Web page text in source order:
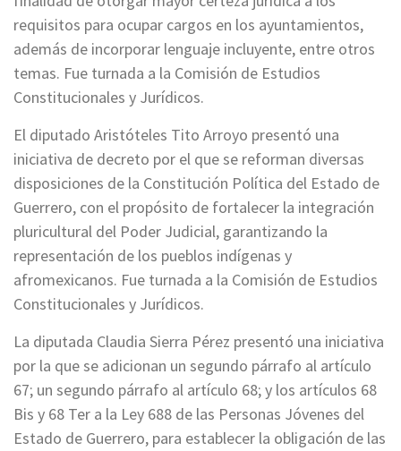
requisitos para ocupar cargos en los ayuntamientos,
además de incorporar lenguaje incluyente, entre otros
temas. Fue turnada a la Comisión de Estudios
Constitucionales y Jurídicos.
El diputado Aristóteles Tito Arroyo presentó una
iniciativa de decreto por el que se reforman diversas
disposiciones de la Constitución Política del Estado de
Guerrero, con el propósito de fortalecer la integración
pluricultural del Poder Judicial, garantizando la
representación de los pueblos indígenas y
afromexicanos. Fue turnada a la Comisión de Estudios
Constitucionales y Jurídicos.
La diputada Claudia Sierra Pérez presentó una iniciativa
por la que se adicionan un segundo párrafo al artículo
67; un segundo párrafo al artículo 68; y los artículos 68
Bis y 68 Ter a la Ley 688 de las Personas Jóvenes del
Estado de Guerrero, para establecer la obligación de las